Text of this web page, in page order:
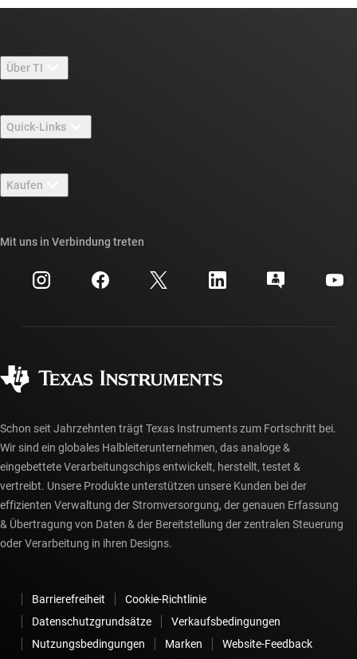
Über TI
Stellenangebote
Newsroom
Veranstaltungen
Investorenbeziehungen
Quick-Links
TI E2E™-Design-Support-Foren
Querverweis-Suche
Kundensupportzentrum
myTI-Konto FAQs
Kaufen
Häufig gestellte Fragen zu Bestellungen
Mit uns in Verbindung treten
Schon seit Jahrzehnten trägt Texas Instruments zum Fortschritt bei.
Wir sind ein globales Halbleiterunternehmen, das analoge &
eingebettete Verarbeitungschips entwickelt, herstellt, testet &
vertreibt. Unsere Produkte unterstützen unsere Kunden bei der
effizienten Verwaltung der Stromversorgung, der genauen Erfassung
& Übertragung von Daten & der Bereitstellung der zentralen Steuerung
oder Verarbeitung in ihren Designs.
Barrierefreiheit
Cookie-Richtlinie
Datenschutzgrundsätze
Verkaufsbedingungen
Nutzungsbedingungen
Marken
Website-Feedback